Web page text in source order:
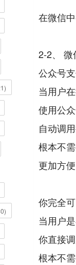
在微信
2-2、 微
公众号
当用户
使用公
自动调
根本不
更加方
你完全
当用户
你直接
根本不